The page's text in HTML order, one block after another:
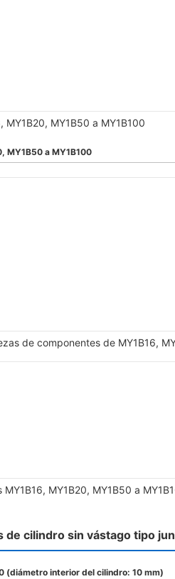
MY1B20, MY1B50 a MY1B100
MY1B50 a MY1B100
de componentes de MY1B16,
MY1B20, MY1B50 a
de cilindro sin vástago tipo
(diámetro interior del cilindro: 10 mm)